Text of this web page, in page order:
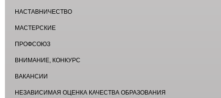
НАСТАВНИЧЕСТВО
МАСТЕРСКИЕ
ПРОФСОЮЗ
ВНИМАНИЕ, КОНКУРС
ВАКАНСИИ
НЕЗАВИСИМАЯ ОЦЕНКА КАЧЕСТВА ОБРАЗОВАНИЯ